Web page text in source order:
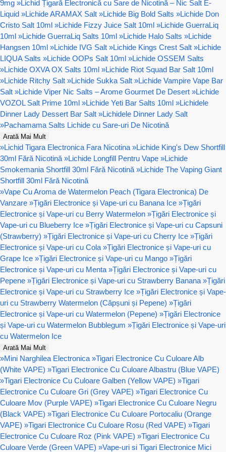
9mg »Lichid Țigară Electronică cu Sare de Nicotină – Nic Salt E-
Liquid »Lichide ARAMAX Salt »Lichide Big Bold Salts »Lichide Don
Cristo Salt 10ml »Lichide Fizzy Juice Salt 10ml »Lichide GuerraLiq
10ml »Lichide GuerraLiq Salts 10ml »Lichide Halo Salts »Lichide
Hangsen 10ml »Lichide IVG Salt »Lichide Kings Crest Salt »Lichide
LIQUA Salts »Lichide OOPs Salt 10ml »Lichide OSSEM Salts
»Lichide OXVA OX Salts 10ml »Lichide Riot Squad Bar Salt 10ml
»Lichide Ritchy Salt »Lichide Sukka Salt »Lichide Vampire Vape Bar
Salt »Lichide Viper Nic Salts – Arome Gourmet De Desert »Lichide
VOZOL Salt Prime 10ml »Lichide Yeti Bar Salts 10ml »Lichidele
Dinner Lady Dessert Bar Salt »Lichidele Dinner Lady Salt
»Pachamama Salts Lichide cu Sare-uri De Nicotină
Arată Mai Mult
»Lichid Tigara Electronica Fara Nicotina »Lichide King's Dew Shortfill
30ml Fără Nicotină »Lichide Longfill Pentru Vape »Lichide
Smokemania Shortfill 30ml Fără Nicotină »Lichide The Vaping Giant
Shortfill 30ml Fără Nicotină
»Vape Cu Aroma de Watermelon Peach (Tigara Electronica) De
Vanzare »Țigări Electronice și Vape-uri cu Banana Ice »Țigări
Electronice și Vape-uri cu Berry Watermelon »Țigări Electronice și
Vape-uri cu Blueberry Ice »Țigări Electronice și Vape-uri cu Capsuni
(Strawberry) »Țigări Electronice și Vape-uri cu Cherry Ice »Țigări
Electronice și Vape-uri cu Cola »Țigări Electronice și Vape-uri cu
Grape Ice »Țigări Electronice și Vape-uri cu Mango »Țigări
Electronice și Vape-uri cu Menta »Țigări Electronice și Vape-uri cu
Pepene »Țigări Electronice și Vape-uri cu Strawberry Banana »Țigări
Electronice și Vape-uri cu Strawberry Ice »Țigări Electronice și Vape-
uri cu Strawberry Watermelon (Căpșuni și Pepene) »Țigări
Electronice și Vape-uri cu Watermelon (Pepene) »Țigări Electronice
și Vape-uri cu Watermelon Bubblegum »Țigări Electronice și Vape-uri
cu Watermelon Ice
Arată Mai Mult
»Mini Narghilea Electronica »Tigari Electronice Cu Culoare Alb
(White VAPE) »Tigari Electronice Cu Culoare Albastru (Blue VAPE)
»Tigari Electronice Cu Culoare Galben (Yellow VAPE) »Tigari
Electronice Cu Culoare Gri (Grey VAPE) »Tigari Electronice Cu
Culoare Mov (Purple VAPE) »Tigari Electronice Cu Culoare Negru
(Black VAPE) »Tigari Electronice Cu Culoare Portocaliu (Orange
VAPE) »Tigari Electronice Cu Culoare Rosu (Red VAPE) »Tigari
Electronice Cu Culoare Roz (Pink VAPE) »Tigari Electronice Cu
Culoare Verde (Green VAPE) »Vape-uri si Tigari Electronice Mici